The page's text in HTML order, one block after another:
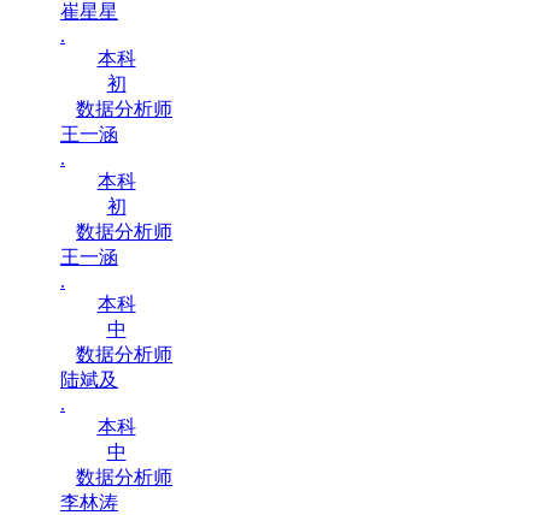
崔星星
.
本科
初
数据分析师
王一涵
.
本科
初
数据分析师
王一涵
.
本科
中
数据分析师
陆斌及
.
本科
中
数据分析师
李林涛